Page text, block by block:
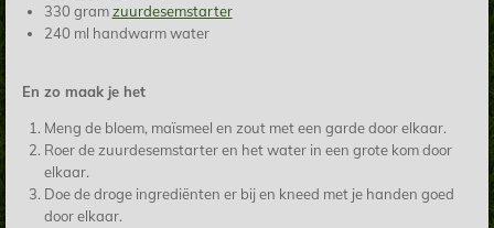
330 gramzuurdesemstarter
240 ml handwarm water
En zo maak je het
Meng de bloem, maïsmeel en zout met een garde door elkaar.
Roer de zuurdesemstarter en het water in een grote kom door
elkaar.
Doe de droge ingrediënten er bij en kneed met je handen goed
door elkaar.